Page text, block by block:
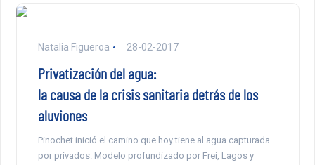
Natalia Figueroa 28-02-2017
Privatización del agua:
la causa de la crisis sanitaria detrás de los
aluviones
Pinochet inició el camino que hoy tiene al agua capturada
por privados. Modelo profundizado por Frei, Lagos y